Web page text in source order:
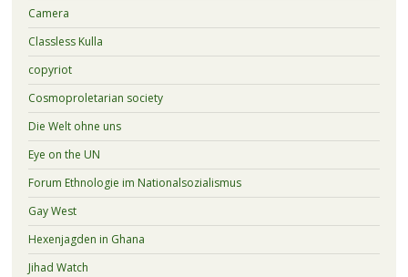
Camera
Classless Kulla
copyriot
Cosmoproletarian society
Die Welt ohne uns
Eye on the UN
Forum Ethnologie im Nationalsozialismus
Gay West
Hexenjagden in Ghana
Jihad Watch